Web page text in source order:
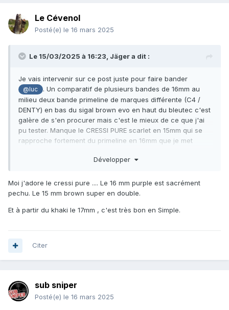
Le Cévenol
Posté(e) le 16 mars 2025
Le 15/03/2025 à 16:23, Jägera dit :
Je vais intervenir sur ce post juste pour faire bander
@luc
. Un comparatif de plusieurs bandes de 16mm au
milieu deux bande primeline de marques différente (C4 /
DENTY) en bas du sigal brown evo en haut du bleutec c'est
galère de s'en procurer mais c'est le mieux de ce que j'ai
pu tester. Manque le CRESSI PURE scarlet en 15mm qui se
rapproche fortement du primeline en 16mm que je met
Développer
Moi j'adore le cressi pure .... Le 16 mm purple est sacrément
pechu. Le 15 mm brown super en double.
Et à partir du khaki le 17mm , c'est très bon en Simple.
Citer
sub sniper
Posté(e) le 16 mars 2025